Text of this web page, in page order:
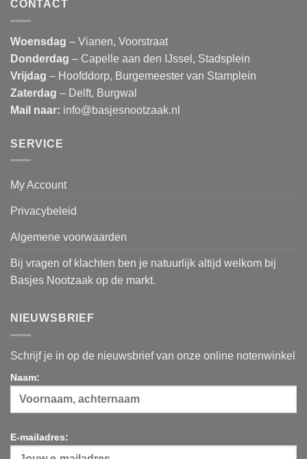
CONTACT
Woensdag – Vianen, Voorstraat
Donderdag – Capelle aan den IJssel, Stadsplein
Vrijdag – Hoofddorp, Burgemeester van Stamplein
Zaterdag – Delft, Burgwal
Mail naar: info@basjesnootzaak.nl
SERVICE
My Account
Privacybeleid
Algemene voorwaarden
Bij vragen of klachten ben je natuurlijk altijd welkom bij
Basjes Nootzaak op de markt.
NIEUWSBRIEF
Schrijf je in op de nieuwsbrief van onze online notenwinkel
Naam:
E-mailadres: